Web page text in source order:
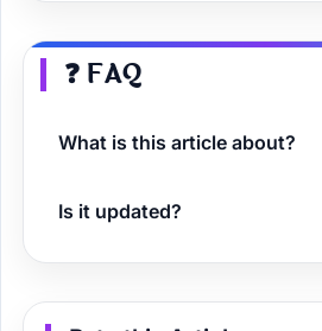
❓ FAQ
What is this article about?
Is it updated?